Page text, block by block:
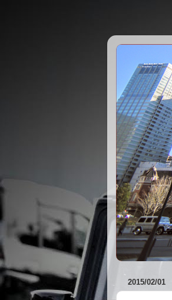
2015/02/01